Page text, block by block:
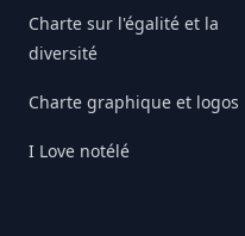
Charte sur l'égalité et la
diversité
Charte graphique et logos
I Love notélé